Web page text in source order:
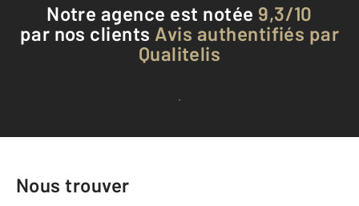
Notre agence est notée 9,3/10
par nos clients Avis authentifiés par
Qualitelis
Voir tous les avis clients
Nous trouver